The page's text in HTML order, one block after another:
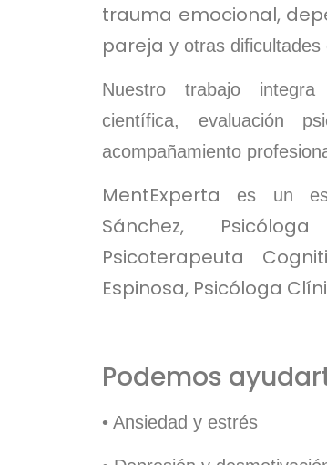
trauma emocional,
pareja y otras dificultades
Nuestro trabajo
científica, evaluación
acompañamiento
MentExperta es un
Sánchez,
Psicoterapeuta
Espinosa, Psicóloga
Podemos
• Ansiedad y estrés